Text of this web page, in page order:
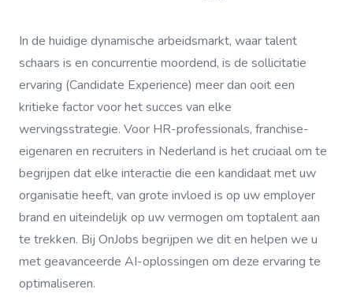
In de huidige dynamische arbeidsmarkt, waar talent
schaars is en concurrentie moordend, is de sollicitatie
ervaring (Candidate Experience) meer dan ooit een
kritieke factor voor het succes van elke
wervingsstrategie. Voor HR-professionals, franchise-
eigenaren en recruiters in Nederland is het cruciaal om te
begrijpen dat elke interactie die een kandidaat met uw
organisatie heeft, van grote invloed is op uw employer
brand en uiteindelijk op uw vermogen om toptalent aan
te trekken. Bij OnJobs begrijpen we dit en helpen we u
met geavanceerde AI-oplossingen om deze ervaring te
optimaliseren.